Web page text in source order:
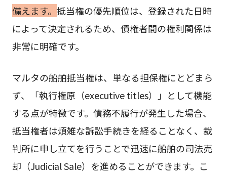
備えます。 抵当権の優先順位は、登録された日時
によって決定されるため、債権者間の権利関係は
非常に明確です。
マルタの船舶抵当権は、単なる担保権にとどまら
ず、「執行権原（executive titles）」として機能
する点が特徴です。債務不履行が発生した場合、
抵当権者は煩雑な訴訟手続きを経ることなく、裁
判所に申し立てを行うことで迅速に船舶の司法売
却（Judicial Sale）を進めることができます。こ